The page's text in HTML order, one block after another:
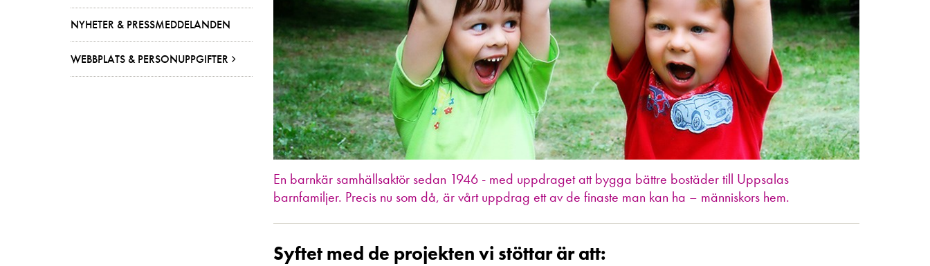
NYHETER & PRESSMEDDELANDEN
WEBBPLATS & PERSONUPPGIFTER
En barnkär samhällsaktör sedan 1946 - med uppdraget att bygga bättre bostäder till Uppsalas
barnfamiljer. Precis nu som då, är vårt uppdrag ett av de finaste man kan ha – människors hem.
Syftet med de projekten vi stöttar är att: